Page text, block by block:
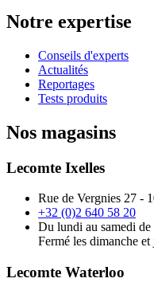
Notre expertise
Conseils d'experts
Actualités
Reportages
Tests produits
Nos magasins
Lecomte Ixelles
Rue de Vergnies 27 -
+32 (0)2 640 58 20
Du lundi au samedi de
Fermé les dimanche et
Lecomte Waterloo